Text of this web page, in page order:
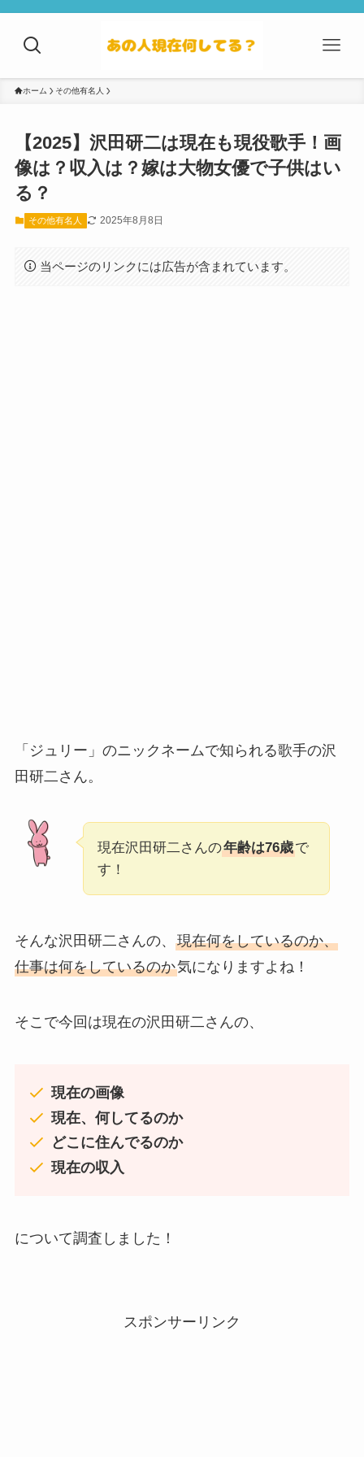
ホーム その他有名人
【2025】沢田研二は現在も現役歌手！画
像は？収入は？嫁は大物女優で子供はい
る？
その他有名人 2025年8月8日
当ページのリンクには広告が含まれています。
「ジュリー」のニックネームで知られる歌手の沢
田研二さん。
現在沢田研二さんの年齢は76歳で
す！
そんな沢田研二さんの、 現在何をしているのか、
仕事は何をしているのか気になりますよね！
そこで今回は現在の沢田研二さんの、
現在の画像
現在、何してるのか
どこに住んでるのか
現在の収入
について調査しました！
スポンサーリンク